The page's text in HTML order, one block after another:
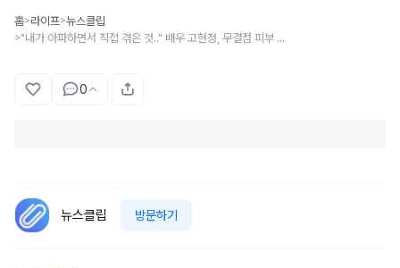
홈>라이프>뉴스클립
> "내가 아파하면서 직접 겪은 것.." 배우 고현정, 무결점 피부 유지하고 있는 '세안 비법' 모두 공개했다
0
뉴스클립 방문하기